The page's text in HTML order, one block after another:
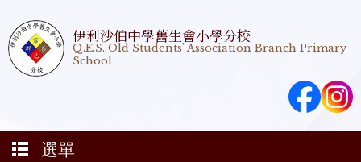
伊利沙伯中學舊生會小學分校
Q.E.S. Old Students' Association Branch Primary
School
選單